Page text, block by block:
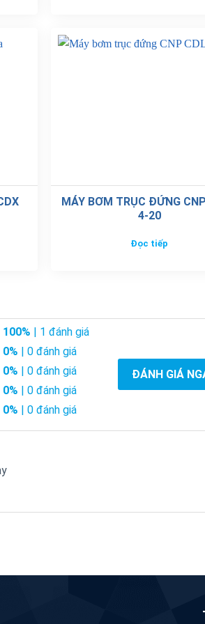
MÁY BƠM TRỤC ĐỨNG
4-20
Đọc tiếp
100% | 1 đánh giá
0% | 0 đánh giá
0% | 0 đánh giá
0% | 0 đánh giá
0% | 0 đánh giá
ĐÁNH GIÁ